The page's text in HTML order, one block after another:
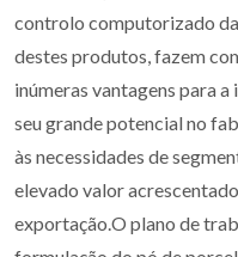
controlo computorizado
destes produtos, fazem
inúmeras vantagens para
seu grande potencial no
às necessidades de
elevado valor
exportação.O plano de